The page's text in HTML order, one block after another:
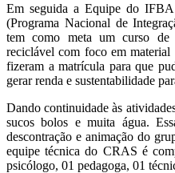
Em seguida a Equipe do
(Programa Nacional de
tem como meta um curso de
reciclável com foco em material
fizeram a matrícula para que
gerar renda e sustentabilidade
Dando continuidade às
sucos bolos e muita água.
descontração e animação do
equipe técnica do CRAS é
psicólogo, 01 pedagoga, 01